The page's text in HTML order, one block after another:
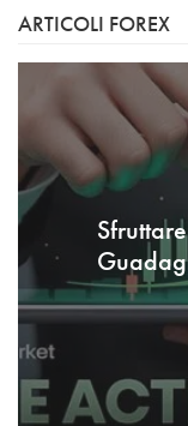
ARTICOLI FOREX